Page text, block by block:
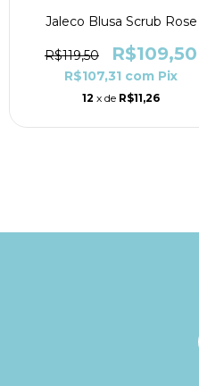
Jaleco Blusa Scrub Rose
R$119,50 R$109,50
R$107,31 com Pix
12 x de R$11,26